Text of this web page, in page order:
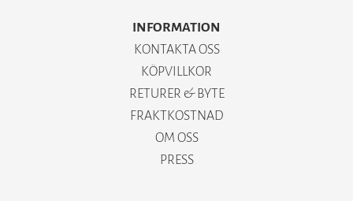
INFORMATION
KONTAKTA OSS
KÖPVILLKOR
RETURER & BYTE
FRAKTKOSTNAD
OM OSS
PRESS